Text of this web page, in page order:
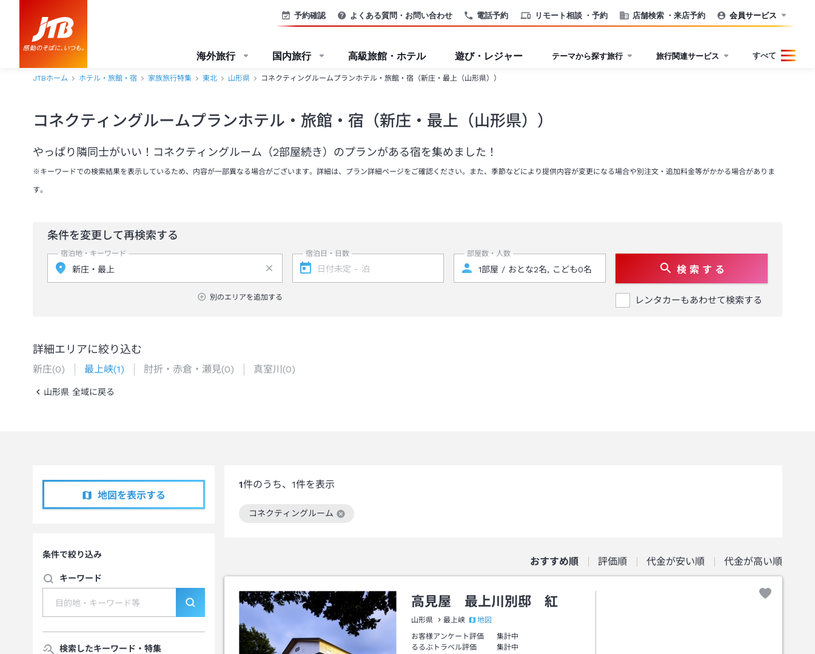
電話予約 リモート相談 ・予約 店舗検索 ・来店予約
予約確認 よくある質問・お問い合わせ 会員サービス
海外旅行 国内旅行 高級旅館・ホテル 遊び・レジャー テーマから探す旅行 旅行関連サービス すべて
JTBホーム ホテル・旅館・宿 家族旅行特集 東北 山形県 コネクティングルームプランホテル・旅館・宿（新庄・最上（山形県））
コネクティングルームプランホテル・旅館・宿（新庄・最上（山形県））
やっぱり隣同士がいい！コネクティングルーム（2部屋続き）のプランがある宿を集めました！
※キーワードでの検索結果を表示しているため、内容が一部異なる場合がございます。詳細は、プラン詳細ページをご確認ください。また、季節などにより提供内容が変更になる場合や別注文・追加料金等がかかる場合がありま
す。
条件を変更して再検索する
宿泊地・キーワード
別のエリアを追加する
宿泊日・日数 部屋数・人数
検 索 す る
レンタカーもあわせて検索する
詳細エリアに絞り込む
新庄(0) 最上峡(1) 肘折・赤倉・瀬見(0) 真室川(0)
山形県 全域に戻る
地図を表示する
条件で絞り込み
キーワード
検索したキーワード・特集
1件のうち、 1件を表示
コネクティングルーム
この絞り込み条件を解除
おすすめ順 評価順 代金が安い順 代金が高い順
高見屋 最上川別邸 紅
山形県 最上峡
地図
お客様アンケート評価
集計中
るるぶトラベル評価
集計中